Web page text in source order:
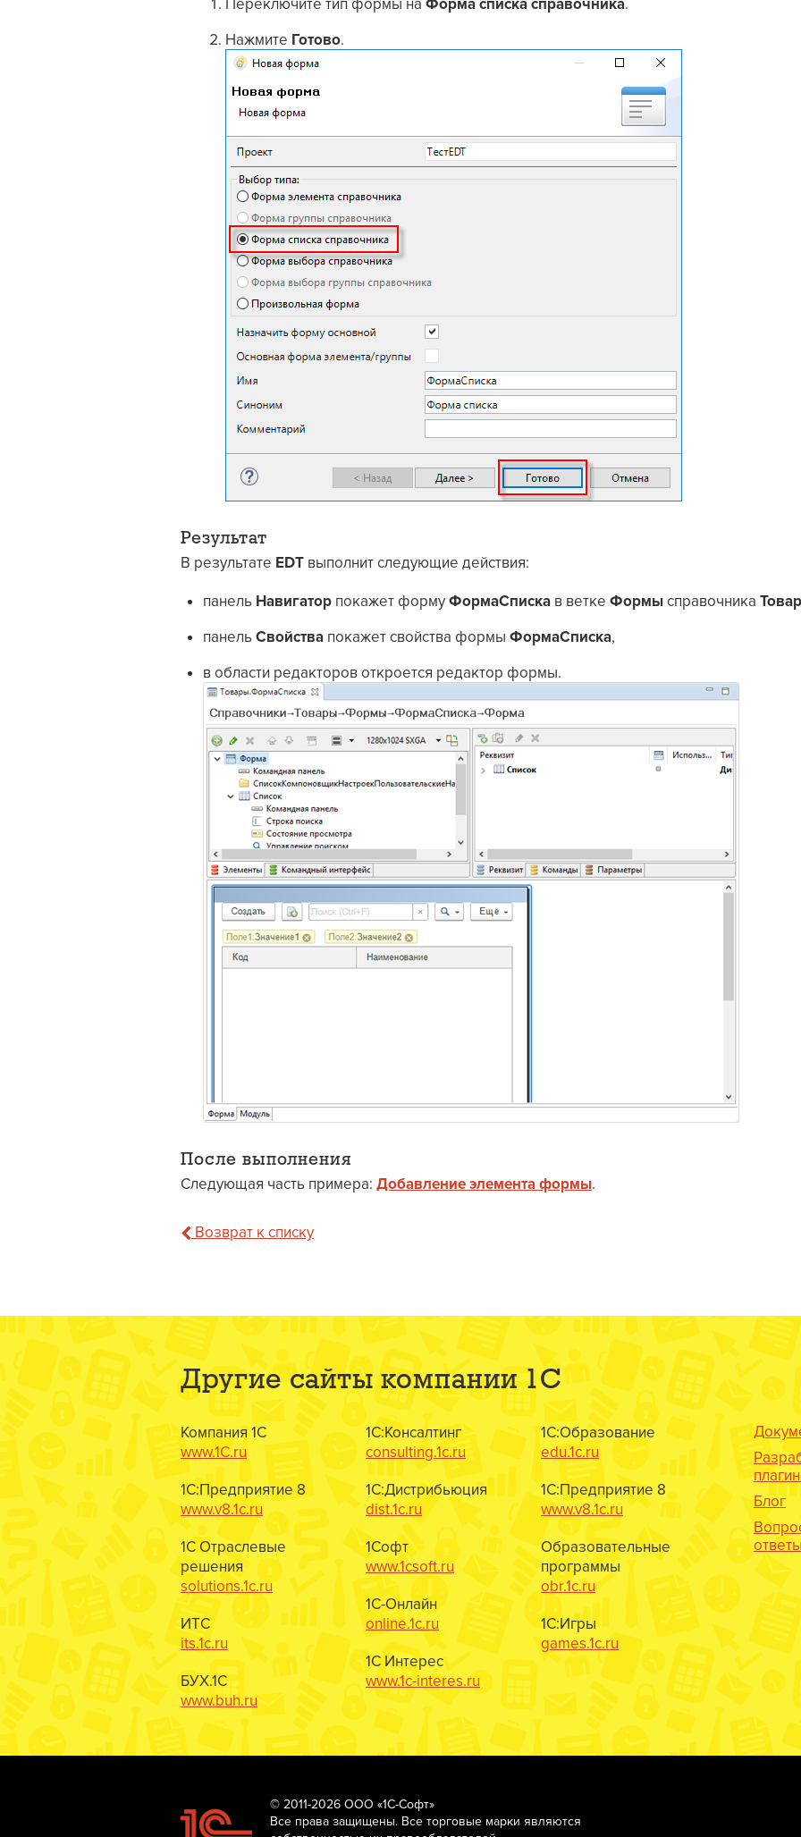
Переключите тип формы на Форма списка справочника.
Нажмите Готово.
Результат
В результате EDT выполнит следующие действия:
панель Навигатор покажет формуФормаСписка в ветке Формысправочника
панельСвойства покажет свойства формы ФормаСписка,
в области редакторов откроется редактор формы.
После выполнения
Следующая часть примера: Добавление элемента формы.
Возврат к списку
Другие сайты компании 1С
Компания 1С
www.1C.ru
1С:Предприятие 8
www.v8.1c.ru
1С Отраслевые
решения
solutions.1c.ru
ИТС
its.1c.ru
БУХ.1С
www.buh.ru
1С:Консалтинг
consulting.1c.ru
1С:Дистрибьюция
dist.1c.ru
1Софт
www.1csoft.ru
1С-Онлайн
online.1c.ru
1С Интерес
www.1c-interes.ru
1С:Образование
edu.1c.ru
1С:Предприятие 8
www.v8.1c.ru
Образовательные
программы
obr.1c.ru
1С:Игры
games.1c.ru
Блог
© 2011-2026 ООО «1С-Софт»
Все права защищены. Все торговые марки являются